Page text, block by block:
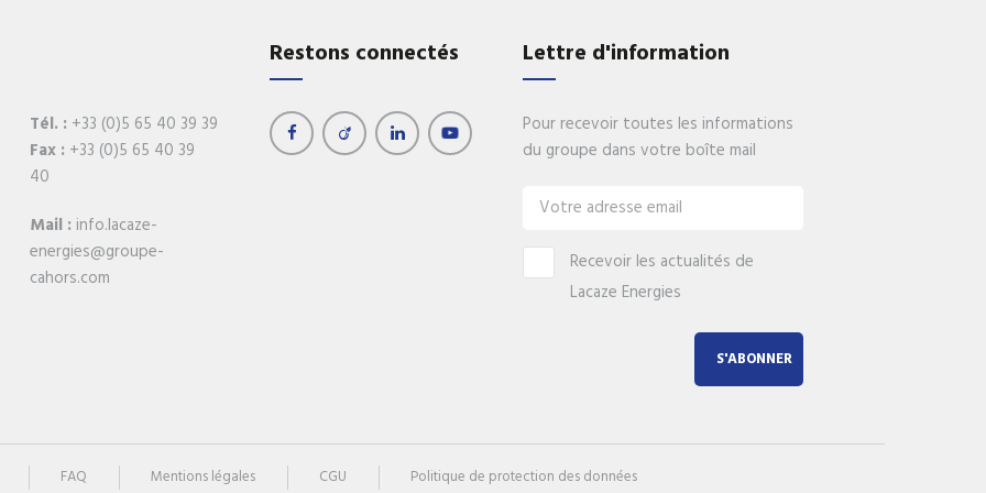
produits
Tél. : +33 (0)5 65 40 39 39
Fax : +33 (0)5 65 40 39
40
Mail : info.lacaze-
energies@groupe-
cahors.com
Restons connectés Lettre d'information
Pour recevoir toutes les informations
du groupe dans votre boîte mail
Recevoir les actualités de
Lacaze Energies
S'ABONNER
FAQ Mentions légales CGU Politique de protection des données